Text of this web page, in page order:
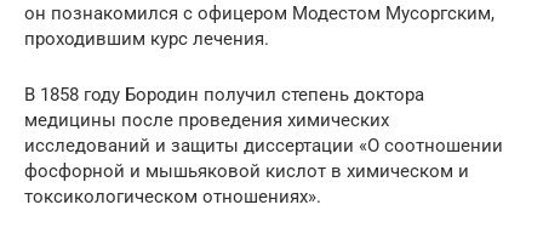
он познакомился с офицером Модестом Мусоргским,
проходившим курс лечения.
В 1858 году Бородин получил степень доктора
медицины после проведения химических
исследований и защиты диссертации «О соотношении
фосфорной и мышьяковой кислот в химическом и
токсикологическом отношениях».